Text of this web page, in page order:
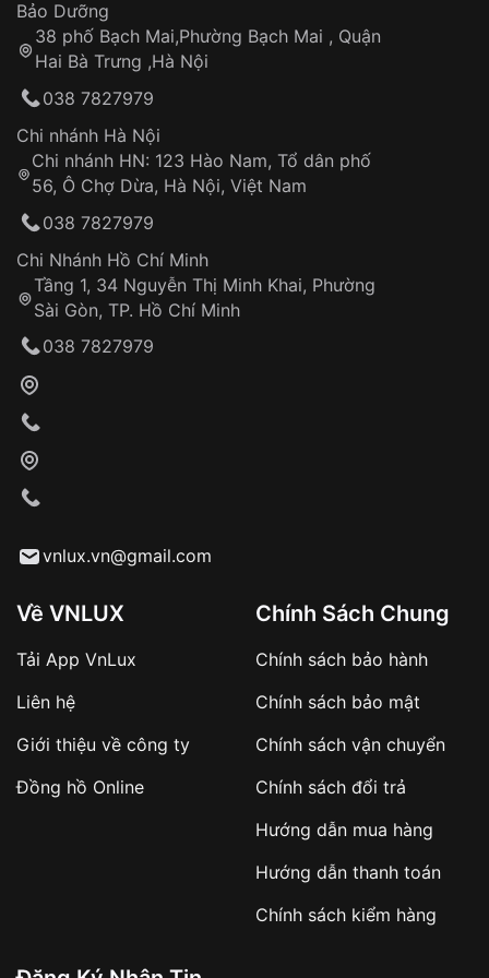
Thời gian tính từ khi xác nhận đơn hàng thành
công
Hotline: 0585 215 215
Từ khóa SEO:
Khách hàng kiểm tra và thanh toán trực tiếp
Từ khóa SEO:
sản phẩm đặc biệt
hàng
Số tiền còn lại thanh toán khi nhận hàng hoặc
✔️ Đảm bảo xử lý đơn hàng nhanh chóng
✔️ Hạn chế tình trạng hủy đơn không mong
Sản phẩm đã bị:
Tự ý sửa chữa
thống VNLUX
Đảm bảo quyền lợi khách hàng
Đồng hành cùng khách hàng trong suốt quá
trình sử dụng
Bảo Dưỡng
38 phố Bạch Mai,Phường Bạch Mai , Quận
Hai Bà Trưng ,Hà Nội
038 7827979
Chi nhánh Hà Nội
Chi nhánh HN: 123 Hào Nam, Tổ dân phố
56, Ô Chợ Dừa, Hà Nội, Việt Nam
038 7827979
Chi Nhánh Hồ Chí Minh
Tầng 1, 34 Nguyễn Thị Minh Khai, Phường
Sài Gòn, TP. Hồ Chí Minh
038 7827979
vnlux.vn@gmail.com
Về VNLUX
Tải App VnLux
Liên hệ
Giới thiệu về công ty
Đồng hồ Online
Chính Sách Chung
Chính sách bảo hành
Chính sách bảo mật
Chính sách vận chuyển
Chính sách đổi trả
Hướng dẫn mua hàng
Hướng dẫn thanh toán
Chính sách kiểm hàng